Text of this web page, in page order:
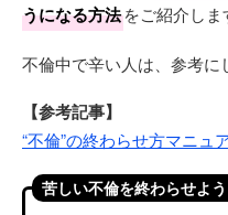
うになる方法をご紹介しま
不倫中で辛い人は、参考に
【参考記事】
“不倫”の終わらせ方マニュア
苦しい不倫を終わらせよ